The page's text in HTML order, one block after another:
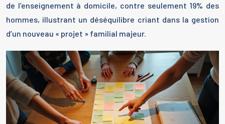
de l’enseignement à domicile, contre seulement 19% des
hommes, illustrant un déséquilibre criant dans la gestion
d’un nouveau « projet » familial majeur.